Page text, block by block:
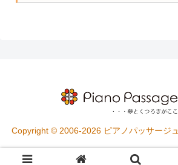
Copyright © 2006-2026 ピアノパッサージ